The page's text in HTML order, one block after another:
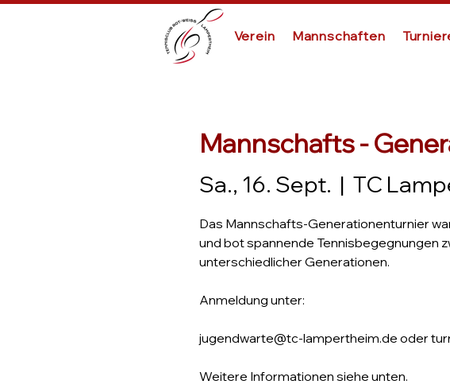
Verein Mannschaften
Mannschafts -
Sa., 16. Sept.
  |
TC
Das Mannschafts-Generationenturnier
und bot spannende Tennisbegegnungen
unterschiedlicher Generationen.
Anmeldung unter:
jugendwarte@tc-lampertheim.de oder
Weitere Informationen siehe unten.